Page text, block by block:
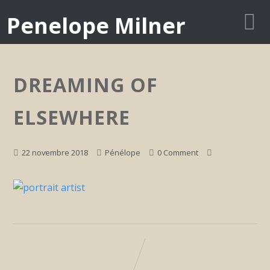
Penelope Milner
DREAMING OF
ELSEWHERE
22 novembre 2018 Pénélope 0 Comment